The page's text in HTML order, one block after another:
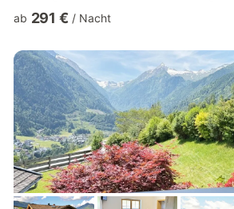
und den Himmel. Dank seiner einzigartigen
zum Ankommen und einfach Sein. Dieses
Chalet liegt ruhig auf einer Anhöhe über
ab 291 € / Nacht